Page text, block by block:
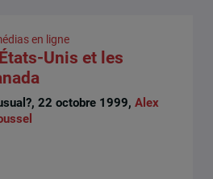
en ligne
Unis et les
22 octobre 1999,Alex